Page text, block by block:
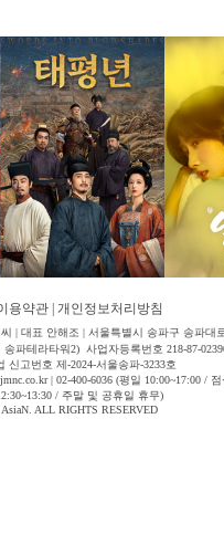
용약관 개인정보처리방침
| 대표 안해조 | 서울특별시 송파구 송파대
송파테라타워2) 사업자등록번호 218-87-
신고번호 제-2024-서울송파-3233호
| 02-400-6036 (평일 10:00~17:00 /
/ 주말 및 공휴일 휴무)
AsiaN. ALL RIGHTS RESERVED